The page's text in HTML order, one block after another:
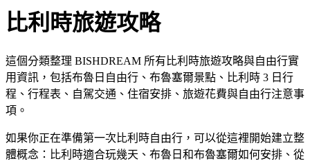
比利時旅遊攻略
這個分類整理 BISHDREAM 所有比利時旅遊攻略與自由行實
用資訊，包括布魯日自由行、布魯塞爾景點、比利時 3 日行
程、行程表、自駕交通、住宿安排、旅遊花費與自由行注意事
項。
如果你正在準備第一次比利時自由行，可以從這裡開始建立整
體概念：比利時適合玩幾天、布魯日和布魯塞爾如何安排、從